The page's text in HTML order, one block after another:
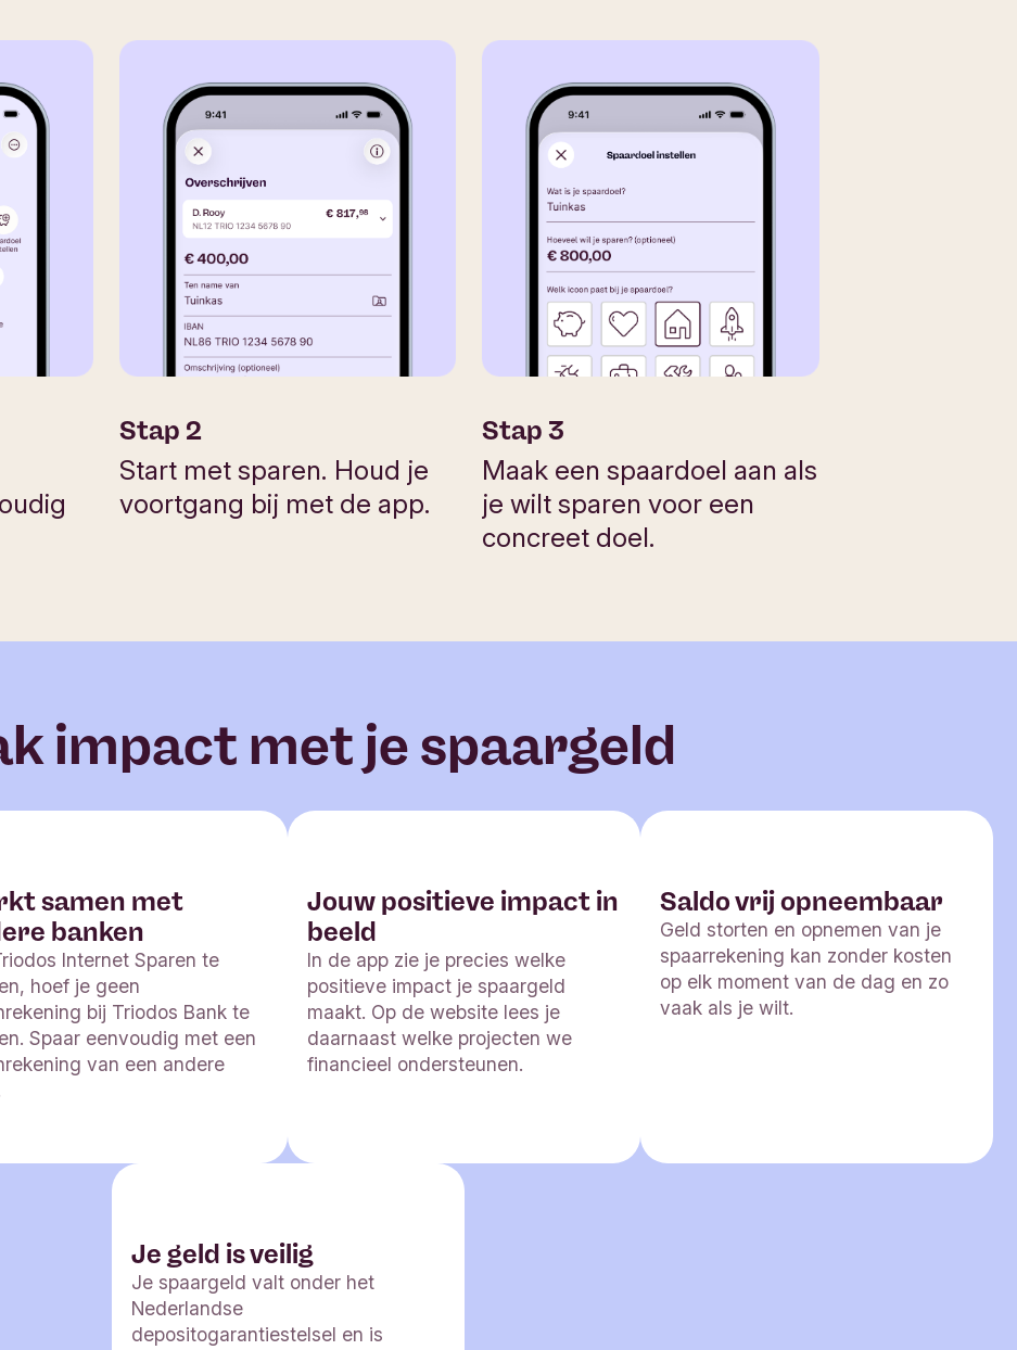
?
Stap 2
Start met sparen. Houd je
voortgang bij met de app.
Stap 3
Maak een spaardoel aan als
je wilt sparen voor een
concreet doel.
impact met je spaargeld
samen met
banken
Internet Sparen te
hoef je geen
bij Triodos Bank te
Spaar eenvoudig met een
van een andere
Jouw positieve impact in
beeld
In de app zie je precies welke
positieve impact je spaargeld
maakt. Op de website lees je
daarnaast welke projecten we
financieel ondersteunen.
Saldo vrij opneembaar
Geld storten en opnemen van je
spaarrekening kan zonder kosten
op elk moment van de dag en zo
vaak als je wilt.
Je geld is veilig
Je spaargeld valt onder het
Nederlandse
depositogarantiestelsel en is